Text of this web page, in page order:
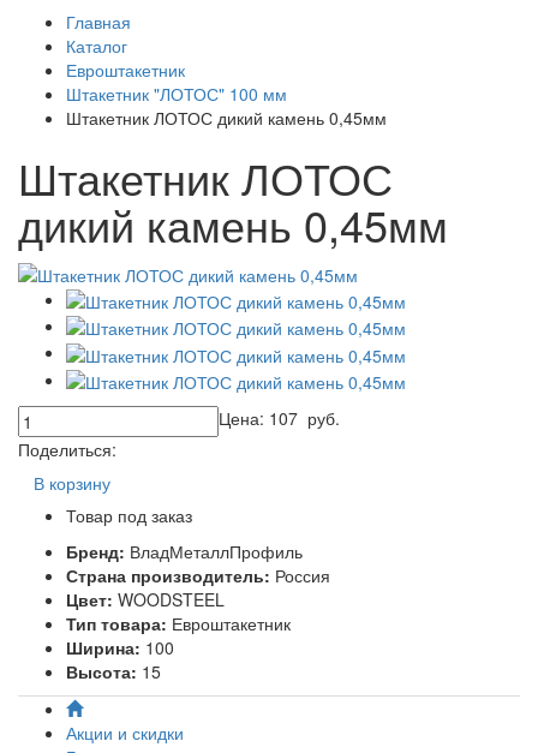
Главная
Каталог
Евроштакетник
Штакетник "ЛОТОС" 100 мм
Штакетник ЛОТОС дикий камень 0,45мм
Штакетник ЛОТОС
дикий камень 0,45мм
Цена: 107 руб.
Поделиться:
В корзину
Товар под заказ
Бренд: ВладМеталлПрофиль
Страна производитель: Россия
Цвет: WOODSTEEL
Тип товара: Евроштакетник
Ширина: 100
Высота: 15
Акции и скидки